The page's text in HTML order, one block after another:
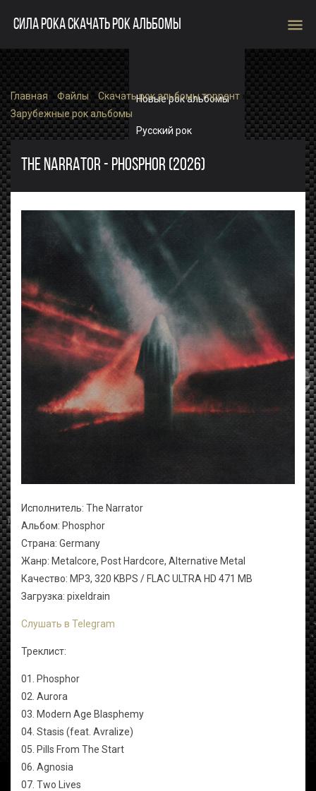
СИЛА РОКА СКАЧАТЬ РОК АЛЬБОМЫ menu
Новые рок альбомы
Русский рок
Зарубежный рок
Single
Рок альбомы
Главная»Файлы»Скачать рок альбомы торрент »
Зарубежные рок альбомы
THE NARRATOR - PHOSPHOR (2026)
Исполнитель: The Narrator
Альбом: Phosphor
Страна: Germany
Жанр: Metalcore, Post Hardcore, Alternative Metal
Качество: MP3, 320 KBPS / FLAC ULTRA HD 471 MB
Загрузка: pixeldrain
Слушать в Telegram
Треклист:
01. Phosphor
02. Aurora
03. Modern Age Blasphemy
04. Stasis (feat. Avralize)
05. Pills From The Start
06. Agnosia
07. Two Lives